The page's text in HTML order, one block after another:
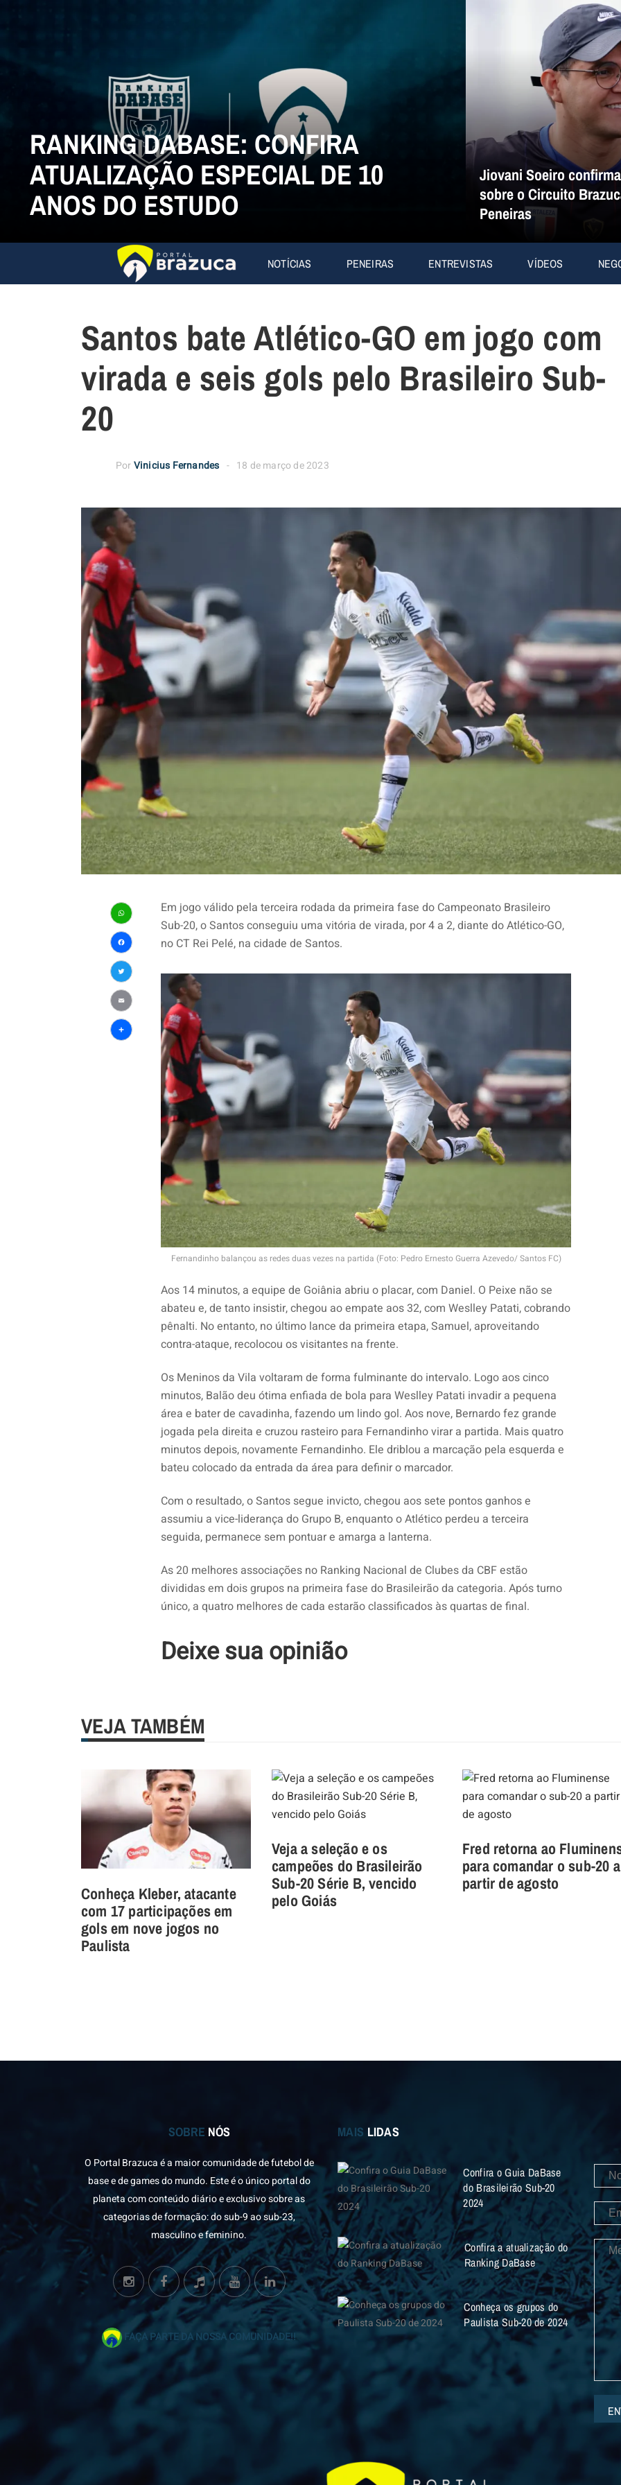
RANKING DABASE: CONFIRA
ATUALIZAÇÃO ESPECIAL DE 10
ANOS DO ESTUDO
Jiovani Soeiro
sobre o Circuito
Peneiras
NOTÍCIAS PENEIRAS ENTREVISTAS VÍDEOS
Santos bate Atlético-GO em jogo com
virada e seis gols pelo Brasileiro Sub-
20
PorVinicius Fernandes 18 de março de 2023
WhatsApp
Facebook
Twitter
Email
Share
Em jogo válido pela terceira rodada da primeira fase do Campeonato Brasileiro
Sub-20, o Santos conseguiu uma vitória de virada, por 4 a 2, diante do Atlético-GO,
no CT Rei Pelé, na cidade de Santos.
Fernandinho balançou as redes duas vezes na partida (Foto: Pedro Ernesto Guerra Azevedo/ Santos FC)
Aos 14 minutos, a equipe de Goiânia abriu o placar, com Daniel. O Peixe não se
abateu e, de tanto insistir, chegou ao empate aos 32, com Weslley Patati, cobrando
pênalti. No entanto, no último lance da primeira etapa, Samuel, aproveitando
contra-ataque, recolocou os visitantes na frente.
Os Meninos da Vila voltaram de forma fulminante do intervalo. Logo aos cinco
minutos, Balão deu ótima enfiada de bola para Weslley Patati invadir a pequena
área e bater de cavadinha, fazendo um lindo gol. Aos nove, Bernardo fez grande
jogada pela direita e cruzou rasteiro para Fernandinho virar a partida. Mais quatro
minutos depois, novamente Fernandinho. Ele driblou a marcação pela esquerda e
bateu colocado da entrada da área para definir o marcador.
Com o resultado, o Santos segue invicto, chegou aos sete pontos ganhos e
assumiu a vice-liderança do Grupo B, enquanto o Atlético perdeu a terceira
seguida, permanece sem pontuar e amarga a lanterna.
As 20 melhores associações no Ranking Nacional de Clubes da CBF estão
divididas em dois grupos na primeira fase do Brasileirão da categoria. Após turno
único, a quatro melhores de cada estarão classificados às quartas de final.
Deixe sua opinião
VEJA TAMBÉM
Conheça Kleber, atacante
com 17 participações em
gols em nove jogos no
Paulista
Veja a seleção e os
campeões do Brasileirão
Sub-20 Série B, vencido
pelo Goiás
Fred retorna ao
para comandar o sub-20 a
partir de agosto
SOBRE NÓS
O Portal Brazuca é a maior comunidade de futebol de
base e de games do mundo. Este é o único portal do
planeta com conteúdo diário e exclusivo sobre as
categorias de formação: do sub-9 ao sub-23,
masculino e feminino.
FAÇA PARTE DA NOSSA COMUNIDADE!!
MAIS LIDAS
Confira o Guia DaBase
do Brasileirão Sub-20
2024
Confira a atualização do
Ranking DaBase
Conheça os grupos do
Paulista Sub-20 de 2024